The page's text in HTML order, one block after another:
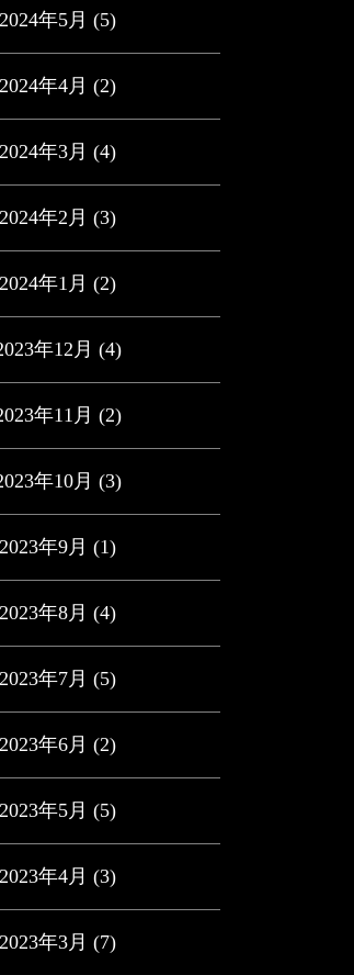
2024年5月 (5)
2024年4月 (2)
2024年3月 (4)
2024年2月 (3)
2024年1月 (2)
年12月 (4)
年11月 (2)
年10月 (3)
2023年9月 (1)
2023年8月 (4)
2023年7月 (5)
2023年6月 (2)
2023年5月 (5)
2023年4月 (3)
2023年3月 (7)